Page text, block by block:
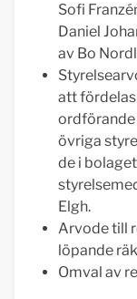
Sofi
Daniel
av Bo
att
övriga
de i
Elgh.
Arvode till
löpande
Omval av